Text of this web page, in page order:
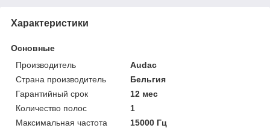
Характеристики
Основные
Производитель
Audac
Страна производитель
Бельгия
Гарантийный срок
12 мес
Количество полос
1
Максимальная частота
15000 Гц